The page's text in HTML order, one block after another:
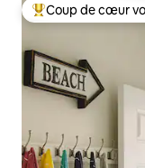
Coups de cœur
Coup de cœur